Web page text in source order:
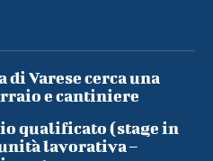
Varese cerca una
e cantiniere
qualificato (stage in
lavorativa –